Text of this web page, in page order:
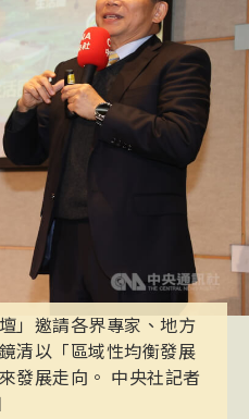
」邀請各界專家、地方
清以「區域性均衡發展
發展走向。 中央社記者